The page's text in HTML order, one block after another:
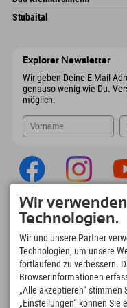
Österreich
Dorfstraße 24
Stubaital
Explorer Newsletter
Wir geben Deine E-Mail-
genauso wenig wie Du.
möglich.
Explorer App
Upload Deiner
Explorer To Go mit
Bucketlist,
downloaden!
Zeit für Explorer Moments
Wir
Technologien.
Wir und unsere Partner
Technologien, um unsere
fortlaufend zu verbessern.
Browserinformationen
„Alle akzeptieren“ stimmen
„Einstellungen“ können